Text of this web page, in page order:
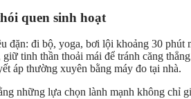
quen sinh hoạt
đặn: đi bộ, yoga, bơi lội khoảng 30 phút
tinh thần thoải mái để tránh căng
áp thường xuyên bằng máy đo tại nhà.
những lựa chọn lành mạnh không chỉ